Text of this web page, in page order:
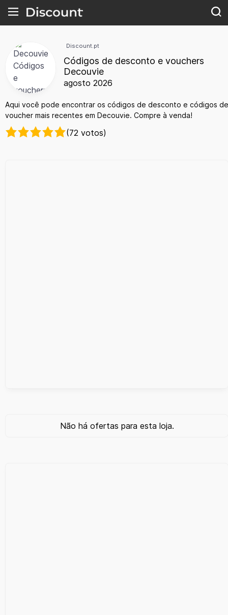
Discount.pt
Códigos de desconto e vouchers
Decouvie
agosto 2026
Aqui você pode encontrar os códigos de desconto e códigos de
voucher mais recentes em Decouvie. Compre à venda!
(72 votos)
Não há ofertas para esta loja.